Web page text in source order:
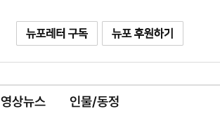
영상뉴스 인물/동정